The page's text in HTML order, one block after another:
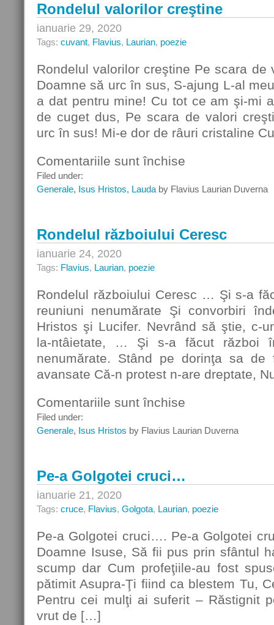
Rondelul valorilor creştine
ianuarie 29, 2020
Tags: cuvant, Flavius, Laurian, poezie
Rondelul valorilor creştine Pe scara de
Doamne să urc în sus, S-ajung L-al
a dat pentru mine! Cu tot ce am şi-mi
de cuget dus, Pe scara de valori
urc în sus! Mi-e dor de râuri cristaline
Comentariile sunt închise
valorilor
Filed under:
Generale, Isus Hristos, Lauda by Flavius Laurian Duverna
Rondelul războiului Ceresc
ianuarie 24, 2020
Tags: Flavius, Laurian, poezie
Rondelul războiului Ceresc … Şi s-a
reuniuni nenumărate Şi convorbiri
Hristos şi Lucifer. Nevrând să ştie, c-
la-ntâietate, … Şi s-a făcut război
nenumărate. Stând pe dorinţa sa de
avansate Că-n protest n-are dreptate,
Comentariile sunt închise
războiului
Filed under:
Generale, Isus Hristos by Flavius Laurian Duverna
Pe-a Golgotei cruci…
ianuarie 21, 2020
Tags: cruce, Flavius, Golgota, Laurian, poezie
Pe-a Golgotei cruci…. Pe-a Golgotei
Doamne Isuse, Să fii pus prin sfântul
scump dar Cum profeţiile-au fost
pătimit Asupra-Ţi fiind ca blestem Tu,
Pentru cei mulţi ai suferit – Răstignit
vrut de […]